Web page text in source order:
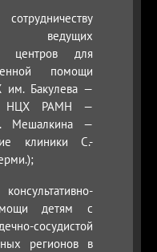
ведущих
центров для
помощи
Бакулева —
НЦХ РАМН —
Мешалкина —
клиники С.-
детям с
сосудистой
регионов в